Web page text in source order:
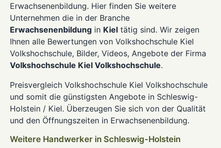
Erwachsenenbildung. Hier finden Sie weitere
Unternehmen die in der Branche
Erwachsenenbildung in Kiel tätig sind. Wir zeigen
Ihnen alle Bewertungen von Volkshochschule Kiel
Volkshochschule, Bilder, Videos, Angebote der Firma
Volkshochschule Kiel Volkshochschule.
Preisvergleich Volkshochschule Kiel Volkshochschule
und somit die günstigsten Angebote in Schleswig-
Holstein / Kiel. Überzeugen Sie sich von der Qualität
und den Öffnungszeiten in Erwachsenenbildung.
Weitere Handwerker in Schleswig-Holstein